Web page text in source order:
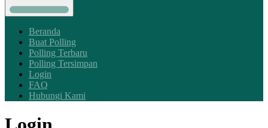
Beranda
Buat Polling
Polling Terbaru
Polling Tersimpan
Login
FAQ
Hubungi Kami